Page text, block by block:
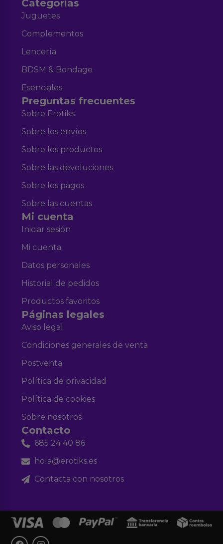
Categorías
Juguetes
Complementos
Lencería
BDSM & Bondage
Esenciales
Preguntas frecuentes
Sobre Erotiks
Sobre los envíos
Sobre los productos
Sobre las devoluciones
Sobre los pagos
Sobre las cuentas
Mi cuenta
Iniciar sesión
Mi cuenta
Datos personales
Historial de pedidos
Productos favoritos
Páginas legales
Aviso legal
Condiciones generales de venta
Postventa
Política de privacidad
Política de cookies
Sobre nosotros
Contacto
685 24 40 86
hola@erotiks.es
Contacta con nosotros
F
I